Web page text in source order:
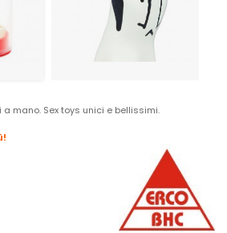
mano. Sex toys unici e bellissimi.